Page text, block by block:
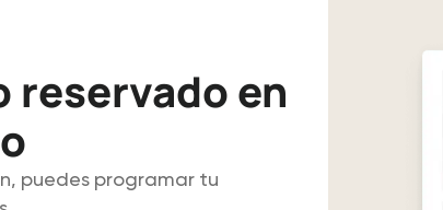
reservado en
puedes programar tu